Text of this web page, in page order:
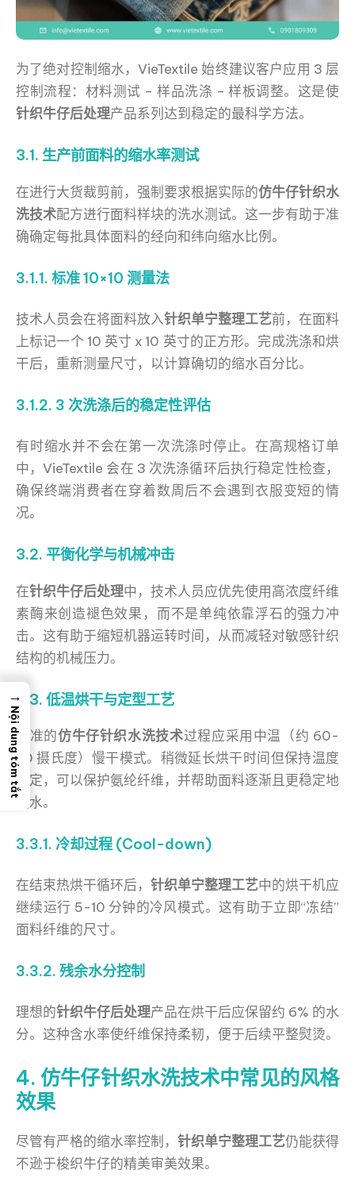
为了绝对控制缩水，VieTextile 始终建议客户应用 3 层
控制流程：材料测试 – 样品洗涤 – 样板调整。这是使
针织牛仔后处理产品系列达到稳定的最科学方法。
3.1. 生产前面料的缩水率测试
在进行大货裁剪前，强制要求根据实际的仿牛仔针织水
洗技术配方进行面料样块的洗水测试。这一步有助于准
确确定每批具体面料的经向和纬向缩水比例。
3.1.1. 标准 10×10 测量法
技术人员会在将面料放入针织单宁整理工艺前，在面料
上标记一个 10 英寸 x 10 英寸的正方形。完成洗涤和烘
干后，重新测量尺寸，以计算确切的缩水百分比。
3.1.2. 3 次洗涤后的稳定性评估
有时缩水并不会在第一次洗涤时停止。在高规格订单
中，VieTextile 会在 3 次洗涤循环后执行稳定性检查，
确保终端消费者在穿着数周后不会遇到衣服变短的情
况。
3.2. 平衡化学与机械冲击
在针织牛仔后处理中，技术人员应优先使用高浓度纤维
素酶来创造褪色效果，而不是单纯依靠浮石的强力冲
击。这有助于缩短机器运转时间，从而减轻对敏感针织
结构的机械压力。
3.3. 低温烘干与定型工艺
标准的仿牛仔针织水洗技术过程应采用中温（约 60-
70 摄氏度）慢干模式。稍微延长烘干时间但保持温度
稳定，可以保护氨纶纤维，并帮助面料逐渐且更稳定地
缩水。
3.3.1. 冷却过程 (Cool-down)
在结束热烘干循环后， 针织单宁整理工艺中的烘干机应
继续运行 5-10 分钟的冷风模式。这有助于立即“冻结”
面料纤维的尺寸。
3.3.2. 残余水分控制
理想的针织牛仔后处理产品在烘干后应保留约 6% 的水
分。这种含水率使纤维保持柔韧，便于后续平整熨烫。
4. 仿牛仔针织水洗技术中常见的风格
效果
尽管有严格的缩水率控制， 针织单宁整理工艺仍能获得
不逊于梭织牛仔的精美审美效果。
→
Nội dung tóm tắt